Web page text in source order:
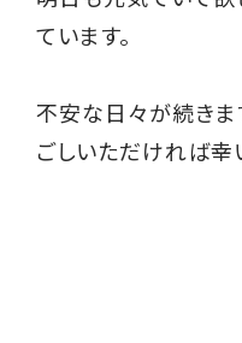
ています。
不安な日々が続きま
ごしいただければ幸